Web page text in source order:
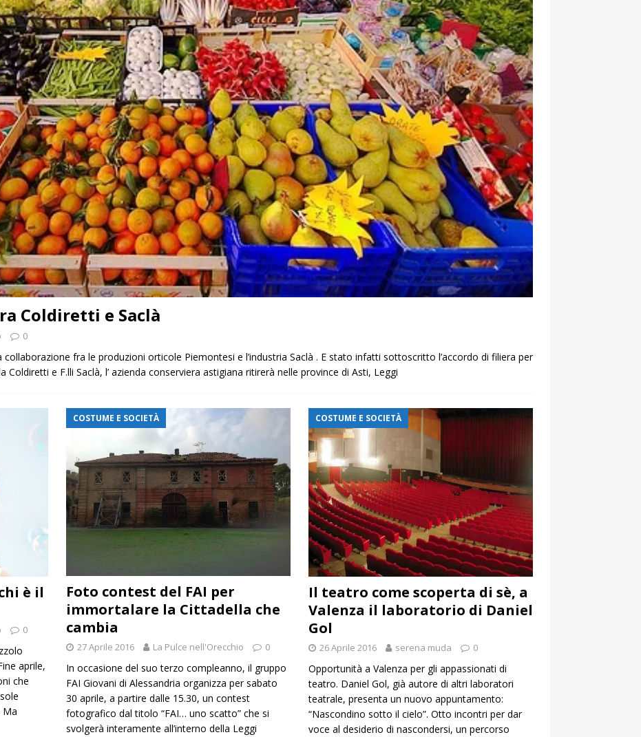
Coldiretti e Saclà
0
fra le produzioni orticole Piemontesi e l’industria Saclà . E stato infatti sottoscritto l’accordo di filiera per
e F.lli Saclà, l’ azienda conserviera astigiana ritirerà nelle province di Asti, Leggi
è il
0
aprile,
che
Ma
COSTUME E SOCIETÀ
Foto contest del FAI per
immortalare la Cittadella che
cambia
27 Aprile 2016 La Pulce nell'Orecchio 0
In occasione del suo terzo compleanno, il gruppo
FAI Giovani di Alessandria organizza per sabato
30 aprile, a partire dalle 15.30, un contest
fotografico dal titolo “FAI… uno scatto” che si
svolgerà interamente all’interno della Leggi
COSTUME E SOCIETÀ
Il teatro come scoperta di sè, a
Valenza il laboratorio di Daniel
Gol
26 Aprile 2016 serena muda 0
Opportunità a Valenza per gli appassionati di
teatro. Daniel Gol, già autore di altri laboratori
teatrale, presenta un nuovo appuntamento:
“Nascondino sotto il cielo”. Otto incontri per dar
voce al desiderio di nascondersi, un percorso